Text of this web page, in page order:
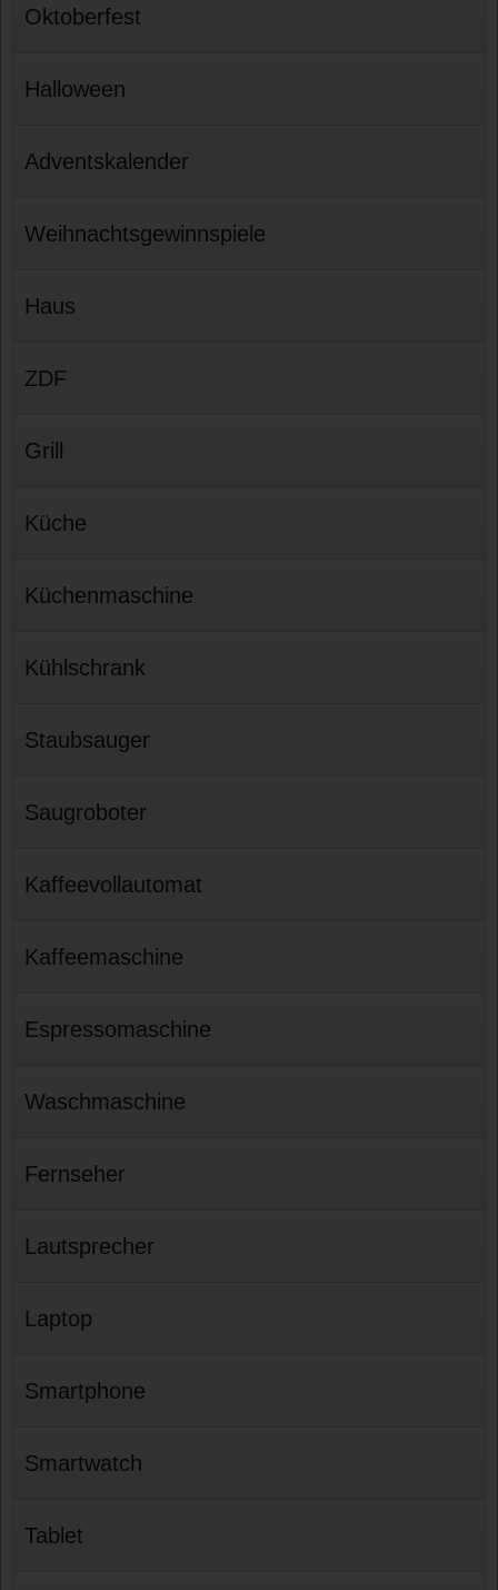
Oktoberfest
Halloween
Adventskalender
Weihnachtsgewinnspiele
Haus
ZDF
Grill
Küche
Küchenmaschine
Kühlschrank
Staubsauger
Saugroboter
Kaffeevollautomat
Kaffeemaschine
Espressomaschine
Waschmaschine
Fernseher
Lautsprecher
Laptop
Smartphone
Smartwatch
Tablet